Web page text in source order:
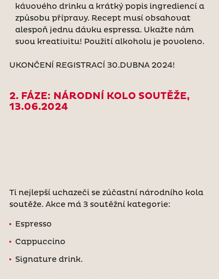
kávového drinku a krátký popis ingrediencí a
způsobu přípravy. Recept musí obsahovat
alespoň jednu dávku espressa. Ukažte nám
svou kreativitu! Použití alkoholu je povoleno.
UKONČENÍ REGISTRACÍ 30.DUBNA 2024!
2. FÁZE: NÁRODNÍ KOLO SOUTĚŽE,
13.06.2024
Ti nejlepší uchazeči se zúčastní národního kola
soutěže. Akce má 3 soutěžní kategorie:
Espresso
Cappuccino
Signature drink.